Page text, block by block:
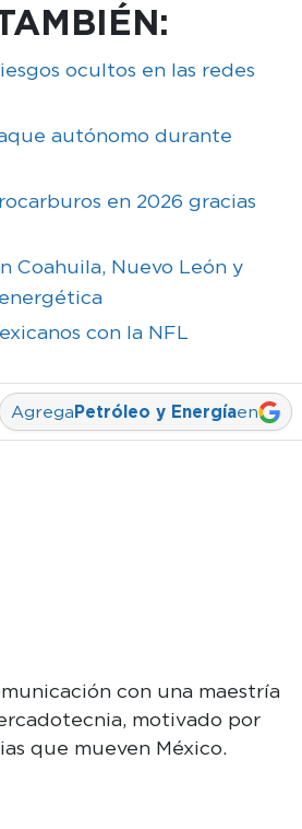
ocultos en las redes
autónomo durante
en 2026 gracias
Coahuila, Nuevo León y
con la NFL
AgregaPetróleo y Energíaen
con una maestría
motivado por
que mueven México.